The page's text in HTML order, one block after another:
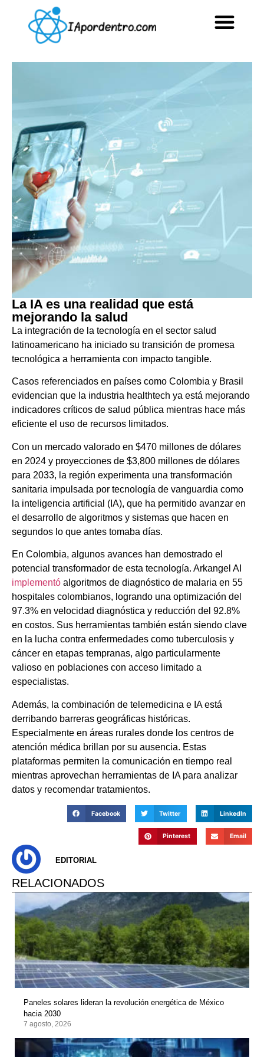
La IA es una realidad que está
mejorando la salud
La integración de la tecnología en el sector salud
latinoamericano ha iniciado su transición de promesa
tecnológica a herramienta con impacto tangible.
Casos referenciados en países como Colombia y Brasil
evidencian que la industria healthtech ya está mejorando
indicadores críticos de salud pública mientras hace más
eficiente el uso de recursos limitados.
Con un mercado valorado en $470 millones de dólares
en 2024 y proyecciones de $3,800 millones de dólares
para 2033, la región experimenta una transformación
sanitaria impulsada por tecnología de vanguardia como
la inteligencia artificial (IA), que ha permitido avanzar en
el desarrollo de algoritmos y sistemas que hacen en
segundos lo que antes tomaba días.
En Colombia, algunos avances han demostrado el
potencial transformador de esta tecnología. Arkangel AI
implementó algoritmos de diagnóstico de malaria en 55
hospitales colombianos, logrando una optimización del
97.3% en velocidad diagnóstica y reducción del 92.8%
en costos. Sus herramientas también están siendo clave
en la lucha contra enfermedades como tuberculosis y
cáncer en etapas tempranas, algo particularmente
valioso en poblaciones con acceso limitado a
especialistas.
Además, la combinación de telemedicina e IA está
derribando barreras geográficas históricas.
Especialmente en áreas rurales donde los centros de
atención médica brillan por su ausencia. Estas
plataformas permiten la comunicación en tiempo real
mientras aprovechan herramientas de IA para analizar
datos y recomendar tratamientos.
Facebook Twitter LinkedIn
Pinterest Email
EDITORIAL
RELACIONADOS
Paneles solares lideran la revolución energética de México
hacia 2030
7 agosto, 2026